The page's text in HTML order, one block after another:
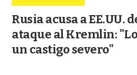
Rusia acusa a EE.UU.
ataque al Kremlin:
un castigo severo"